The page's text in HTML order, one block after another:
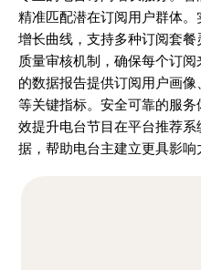
精准匹配潜在订阅用户群体
增长曲线，支持多种订阅套
质量审核机制，确保每个订
的数据报告提供订阅用户画
等关键指标。安全可靠的服
效提升电台节目在平台推荐
据，帮助电台主建立更具影响